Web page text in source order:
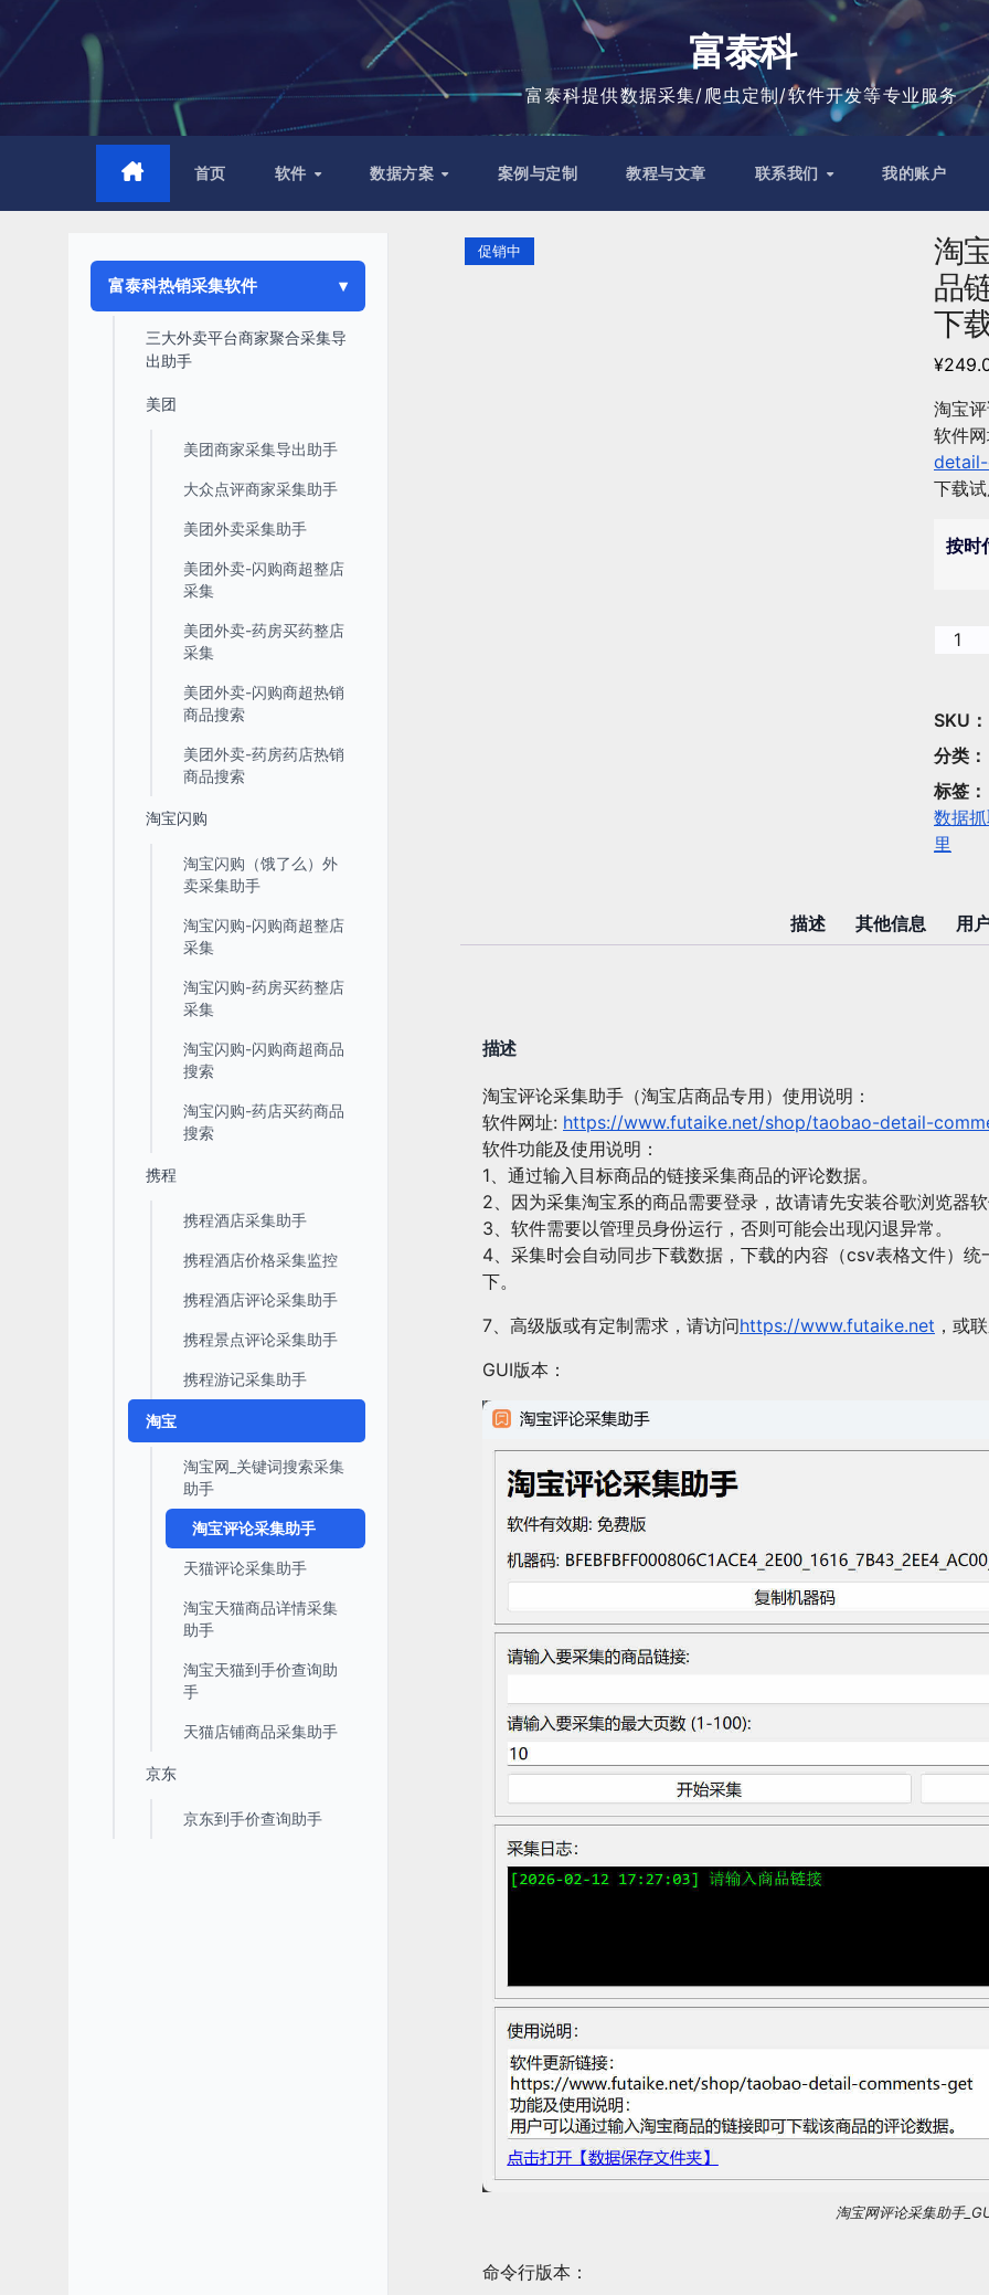
内
富泰科
富泰科提供数据采集/爬虫定制/软件开发等专业服务
首页 软件 数据方案 案例与定制 教程与文章 联系我们 我的账户
富泰科热销采集软件
三大外卖平台商家聚合采集导
出助手
美团
美团商家采集导出助手
大众点评商家采集助手
美团外卖采集助手
美团外卖-闪购商超整店
采集
美团外卖-药房买药整店
采集
美团外卖-闪购商超热销
商品搜索
美团外卖-药房药店热销
商品搜索
淘宝闪购
淘宝闪购（饿了么）外
卖采集助手
淘宝闪购-闪购商超整店
采集
淘宝闪购-药房买药整店
采集
淘宝闪购-闪购商超商品
搜索
淘宝闪购-药店买药商品
搜索
携程
携程酒店采集助手
携程酒店价格采集监控
携程酒店评论采集助手
携程景点评论采集助手
携程游记采集助手
淘宝
淘宝网_关键词搜索采集
助手
淘宝评论采集助手
天猫评论采集助手
淘宝天猫商品详情采集
助手
淘宝天猫到手价查询助
手
天猫店铺商品采集助手
京东
京东到手价查询助手
促销中
淘
品
下
¥
淘宝
软件
下载
按时
论
采
集
助
手
-
采
论
容。
下
SKU
分类
标签
数据
里
描述 其他信息 用
描述
淘宝评论采集助手（淘宝店商品专用）使用说明：
软件网址: https://www.futaike.net/shop/taobao-detail-
软件功能及使用说明：
1、通过输入目标商品的链接采集商品的评论数据。
2、因为采集淘宝系的商品需要登录，故请请先安装谷歌浏览器
3、软件需要以管理员身份运行，否则可能会出现闪退异常。
4、采集时会自动同步下载数据，下载的内容（csv表格文件）
下。
7、高级版或有定制需求，请访问https://www.futaike.net ，或
GUI版本：
淘宝网评论采集助手
命令行版本：